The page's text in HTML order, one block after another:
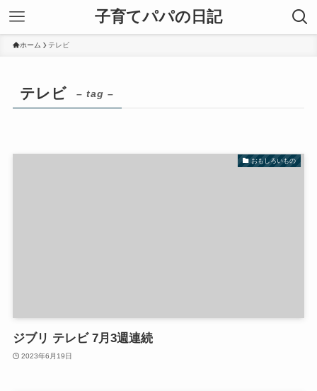
子育てパパの日記
ホーム テレビ
テレビ – tag –
おもしろいもの
ジブリ テレビ 7月3週連続
2023年6月19日